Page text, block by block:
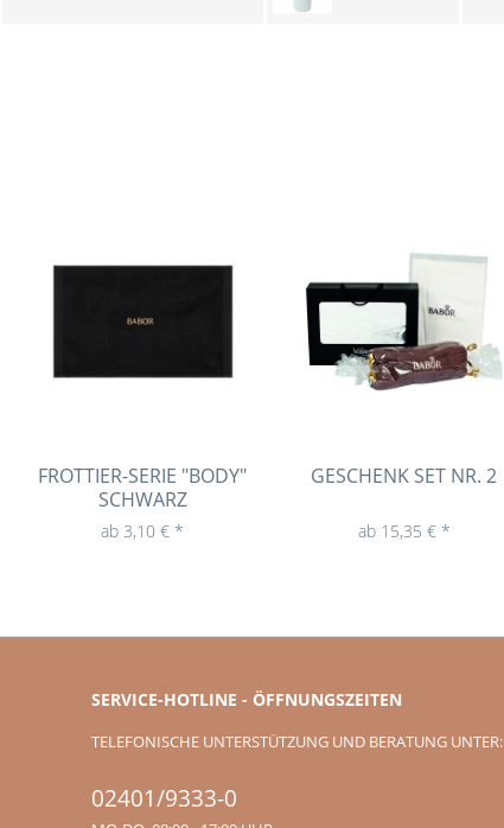
FROTTIER-SERIE "BODY"
SCHWARZ
ab 3,10 € *
GESCHENK SET NR. 2
ab 15,35 € *
SERVICE-HOTLINE - ÖFFNUNGSZEITEN
TELEFONISCHE UNTERSTÜTZUNG UND BERATUNG UNTER:
02401/9333-0